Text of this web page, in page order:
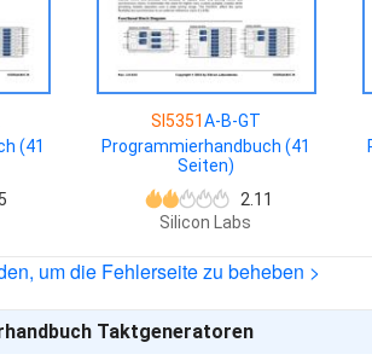
(41
SI5351A-B-GT
Programmierhandbuch (41
Seiten)
2.11
Silicon Labs
um die Fehlerseite zu beheben >
Taktgeneratoren